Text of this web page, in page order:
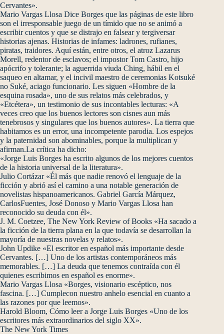
Cervantes».
Mario Vargas Llosa Dice Borges que las páginas de este libro
son el irresponsable juego de un tímido que no se animó a
escribir cuentos y que se distrajo en falsear y tergiversar
historias ajenas. Historias de infames: ladrones, rufianes,
piratas, traidores. Aquí están, entre otros, el atroz Lazarus
Morell, redentor de esclavos; el impostor Tom Castro, hijo
apócrifo y tolerante; la aguerrida viuda Ching, hábil en el
saqueo en altamar, y el incivil maestro de ceremonias Kotsuké
no Suké, aciago funcionario. Les siguen «Hombre de la
esquina rosada», uno de sus relatos más celebrados, y
«Etcétera», un testimonio de sus incontables lecturas: «A
veces creo que los buenos lectores son cisnes aun más
tenebrosos y singulares que los buenos autores». La tierra que
habitamos es un error, una incompetente parodia. Los espejos
y la paternidad son abominables, porque la multiplican y
afirman.La crítica ha dicho:
«Jorge Luis Borges ha escrito algunos de los mejores cuentos
de la historia universal de la literatura».
Julio Cortázar «Él más que nadie renovó el lenguaje de la
ficción y abrió así el camino a una notable generación de
novelistas hispanoamericanos. Gabriel García Márquez,
CarlosFuentes, José Donoso y Mario Vargas Llosa han
reconocido su deuda con él».
J. M. Coetzee, The New York Review of Books «Ha sacado a
la ficción de la tierra plana en la que todavía se desarrollan la
mayoría de nuestras novelas y relatos».
John Updike «El escritor en español más importante desde
Cervantes. […] Uno de los artistas contemporáneos más
memorables. […] La deuda que tenemos contraída con él
quienes escribimos en español es enorme».
Mario Vargas Llosa «Borges, visionario escéptico, nos
fascina. […] Cumplecon nuestro anhelo esencial en cuanto a
las razones por que leemos».
Harold Bloom, Cómo leer a Jorge Luis Borges «Uno de los
escritores más extraordinarios del siglo XX».
The New York Times